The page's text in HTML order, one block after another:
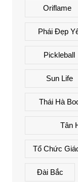
Oriflame
Phái Đẹp
Pickleball
Sun Life
Thái Hà
Tân
Tổ Chức
Đài Bắc